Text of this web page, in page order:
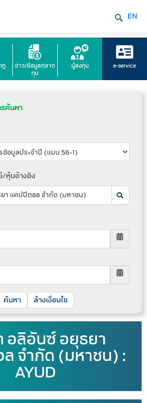
EN
ฎ
ข่าว/ข้อมูลตลาด
ทุน
ผู้ลงทุน e-service
รค้นหา
หุ้นอ้างอิง
ล้างเงื่อนไข
อลิอันซ์ อยุธยา
จำกัด (มหาชน) :
AYUD